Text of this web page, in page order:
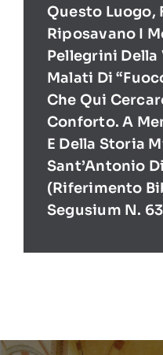
Questo Luogo,
Riposavano I
Pellegrini Della
Malati Di
Che Qui
Conforto. A
E Della Storia
Sant’Antonio
(Riferimento
Segusium N.